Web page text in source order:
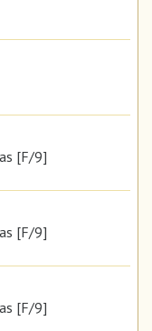
[F/9]
[F/9]
[F/9]